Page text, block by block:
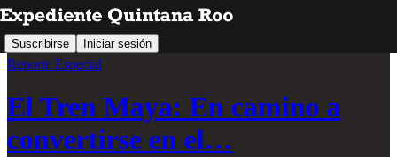
Suscribirse Iniciar sesión
Reporte Especial
El Tren Maya: En camino a
convertirse en el…